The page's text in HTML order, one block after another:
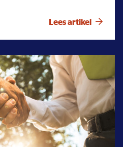
woningen. Ook u kent
De aanloop naar deze
om stil te staan bij wat
om woningen te
dragen aan het oplossen
problemen. Wij zullen ons
van onze kerntaak: een
Lees artikel